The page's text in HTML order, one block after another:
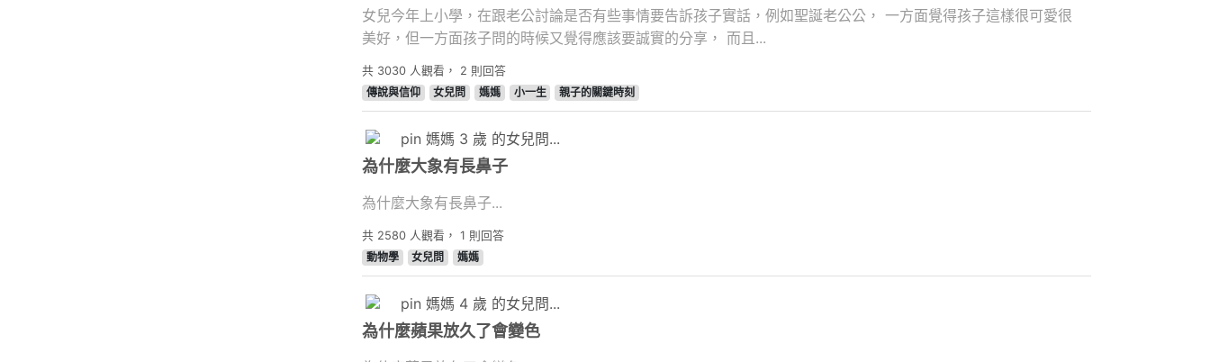
女兒今年上小學，在跟老公討論是否有些事情要告訴孩子實話，例如聖誕老公公， 一方面覺得孩子這樣很可愛很
美好，但一方面孩子問的時候又覺得應該要誠實的分享， 而且...
共 3030 人觀看， 2 則回答
傳說與信仰
女兒問 媽媽 小一生 親子的關鍵時刻
pin 媽媽 3 歲 的女兒問...
為什麼大象有長鼻子
為什麼大象有長鼻子...
共 2580 人觀看， 1 則回答
動物學
女兒問 媽媽
pin 媽媽 4 歲 的女兒問...
為什麼蘋果放久了會變色